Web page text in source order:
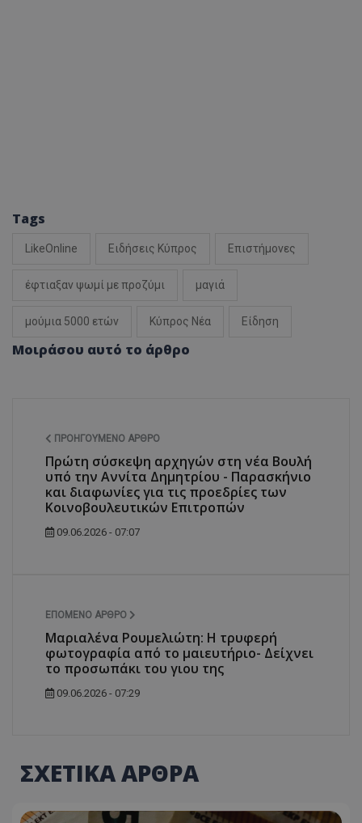
Tags
LikeOnline Ειδήσεις Κύπρος Επιστήμονες
έφτιαξαν ψωμί με προζύμι μαγιά
μούμια 5000 ετών Κύπρος Νέα Είδηση
Μοιράσου αυτό το άρθρο
ΠΡΟΗΓΟΎΜΕΝΟ ΆΡΘΡΟ
Πρώτη σύσκεψη αρχηγών στη νέα Βουλή
υπό την Αννίτα Δημητρίου - Παρασκήνιο
και διαφωνίες για τις προεδρίες των
Κοινοβουλευτικών Επιτροπών
09.06.2026 - 07:07
ΕΠΌΜΕΝΟ ΆΡΘΡΟ
Μαριαλένα Ρουμελιώτη: Η τρυφερή
φωτογραφία από το μαιευτήριο- Δείχνει
το προσωπάκι του γιου της
09.06.2026 - 07:29
ΣΧΕΤΙΚΑ ΑΡΘΡΑ